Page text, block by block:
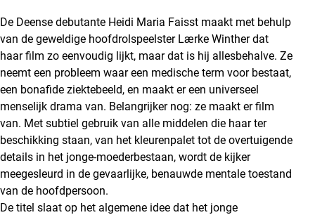
De Deense debutante Heidi Maria Faisst maakt met behulp
van de geweldige hoofdrolspeelster Lærke Winther dat
haar film zo eenvoudig lijkt, maar dat is hij allesbehalve. Ze
neemt een probleem waar een medische term voor bestaat,
een bonafide ziektebeeld, en maakt er een universeel
menselijk drama van. Belangrijker nog: ze maakt er film
van. Met subtiel gebruik van alle middelen die haar ter
beschikking staan, van het kleurenpalet tot de overtuigende
details in het jonge-moederbestaan, wordt de kijker
meegesleurd in de gevaarlijke, benauwde mentale toestand
van de hoofdpersoon.
De titel slaat op het algemene idee dat het jonge